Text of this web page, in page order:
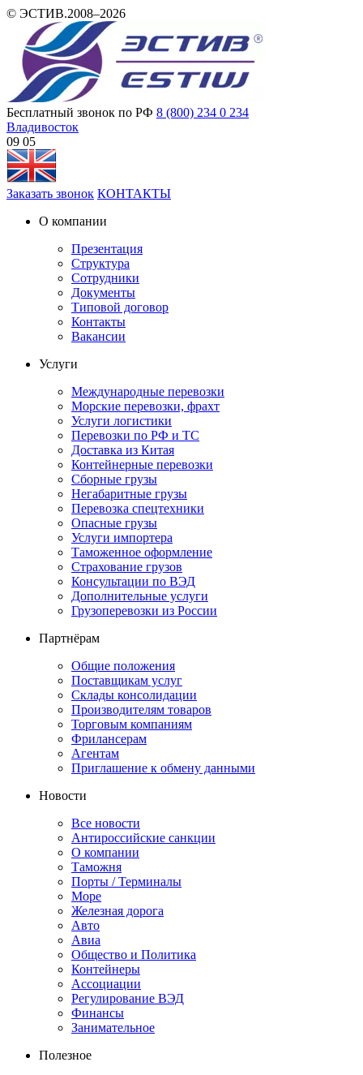
© ЭСТИВ.2008–2026
Бесплатный звонок по РФ 8 (800) 234 0 234
Владивосток
09:05
Заказать звонок КОНТАКТЫ
О компании
Презентация
Структура
Сотрудники
Документы
Типовой договор
Контакты
Вакансии
Услуги
Международные перевозки
Морские перевозки, фрахт
Услуги логистики
Перевозки по РФ и ТС
Доставка из Китая
Контейнерные перевозки
Сборные грузы
Негабаритные грузы
Перевозка спецтехники
Опасные грузы
Услуги импортера
Таможенное оформление
Страхование грузов
Консультации по ВЭД
Дополнительные услуги
Грузоперевозки из России
Партнёрам
Общие положения
Поставщикам услуг
Склады консолидации
Производителям товаров
Торговым компаниям
Фрилансерам
Агентам
Приглашение к обмену данными
Новости
Все новости
Антироссийские санкции
О компании
Таможня
Порты / Терминалы
Море
Железная дорога
Авто
Авиа
Общество и Политика
Контейнеры
Ассоциации
Регулирование ВЭД
Финансы
Занимательное
Полезное